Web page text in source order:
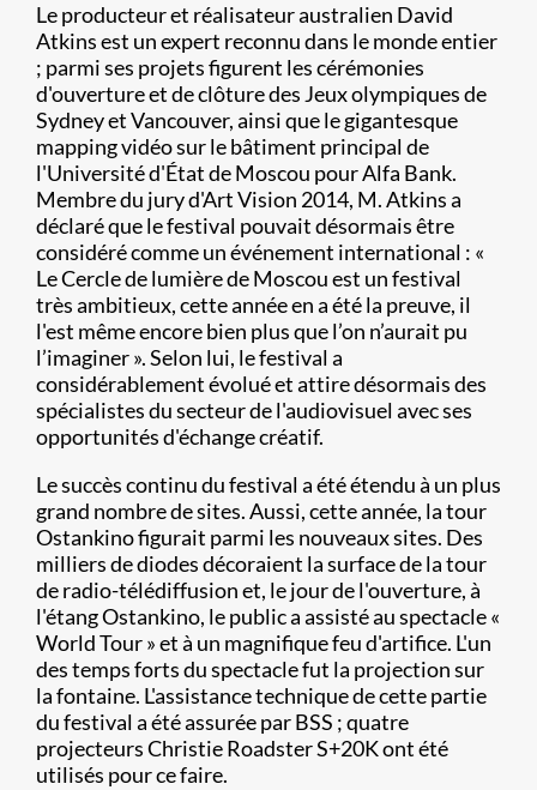
Le producteur et réalisateur australien David
Atkins est un expert reconnu dans le monde entier
; parmi ses projets figurent les cérémonies
d'ouverture et de clôture des Jeux olympiques de
Sydney et Vancouver, ainsi que le gigantesque
mapping vidéo sur le bâtiment principal de
l'Université d'État de Moscou pour Alfa Bank.
Membre du jury d'Art Vision 2014, M. Atkins a
déclaré que le festival pouvait désormais être
considéré comme un événement international : «
Le Cercle de lumière de Moscou est un festival
très ambitieux, cette année en a été la preuve, il
l'est même encore bien plus que l’on n’aurait pu
l’imaginer ». Selon lui, le festival a
considérablement évolué et attire désormais des
spécialistes du secteur de l'audiovisuel avec ses
opportunités d'échange créatif.
Le succès continu du festival a été étendu à un plus
grand nombre de sites. Aussi, cette année, la tour
Ostankino figurait parmi les nouveaux sites. Des
milliers de diodes décoraient la surface de la tour
de radio-télédiffusion et, le jour de l'ouverture, à
l'étang Ostankino, le public a assisté au spectacle «
World Tour » et à un magnifique feu d'artifice. L'un
des temps forts du spectacle fut la projection sur
la fontaine. L'assistance technique de cette partie
du festival a été assurée par BSS ; quatre
projecteurs Christie Roadster S+20K ont été
utilisés pour ce faire.